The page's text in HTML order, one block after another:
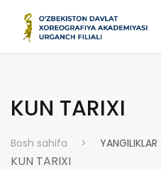
KUN TARIXI
Bosh sahifa > YANGILIKLAR
KUN TARIXI